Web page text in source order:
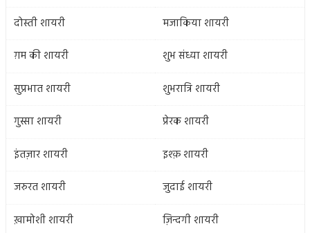
दोस्ती शायरी
मजाकिया शायरी
ग़म की शायरी
शुभ संध्या शायरी
सुप्रभात शायरी
शुभरात्रि शायरी
गुस्सा शायरी
प्रेरक शायरी
इंतज़ार शायरी
इश्क़ शायरी
जरुरत शायरी
जुदाई शायरी
ख़ामोशी शायरी
ज़िन्दगी शायरी